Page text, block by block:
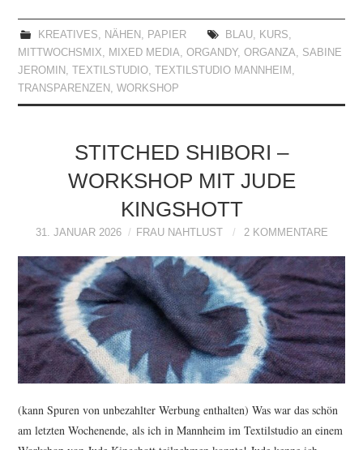
KREATIVES, NÄHEN , PAPIER BLAU, KURS,
MITTWOCHSMIX, MIXED MEDIA,ORGANDY,ORGANZA, SABINE
JEROMIN , TEXTILSTUDIO, TEXTILSTUDIO MANNHEIM ,
TRANSPARENZEN ,WORKSHOP
STITCHED SHIBORI –
WORKSHOP MIT JUDE
KINGSHOTT
31. JANUAR 2026 FRAU NAHTLUST 2 KOMMENTARE
(kann Spuren von unbezahlter Werbung enthalten) Was war das schön
am letzten Wochenende, als ich in Mannheim im Textilstudio an einem